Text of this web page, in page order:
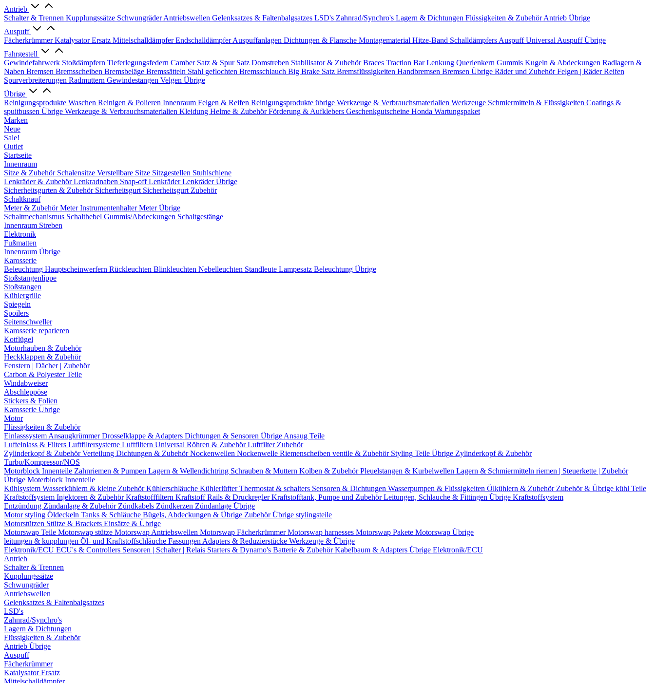
Antrieb
Schalter & Trennen Kupplungssätze SchwungräderAntriebswellen Gelenksatzes & Faltenbalgsatzes LSD's Zahnrad/Synchro's Lagern & Dichtungen Flüssigkeiten & ZubehörAntrieb Übrige
Auspuff
FächerkrümmerKatalysator Ersatz MittelschalldämpferEndschalldämpferAuspuffanlagen Dichtungen & Flansche Montagematerial Hitze-Band Schalldämpfers Auspuff Universal Auspuff Übrige
Fahrgestell
Gewindefahrwerk Stoßdämpfern Tieferlegungsfedern Camber Satz & Spur Satz Domstreben Stabilisator & ZubehörBraces Traction BarLenkung Querlenkern Gummis Kugeln & Abdeckungen Radlagern &
Naben Bremsen Bremsscheiben Bremsbeläge Bremssätteln Stahl geflochten Bremsschlauch Big Brake Satz Bremsflüssigkeiten Handbremsen Bremsen Übrige Räder und ZubehörFelgen | RäderReifen
Spurverbreiterungen Radmuttern Gewindestangen Velgen Übrige
Übrige
Reinigungsprodukte Waschen Reinigen & Polieren Innenraum Felgen & Reifen Reinigungsprodukte übrige Werkzeuge & Verbrauchsmaterialien Werkzeuge Schmiermitteln & Flüssigkeiten Coatings &
spuitbussen Übrige Werkzeuge & Verbrauchsmaterialien Kleidung Helme & ZubehörFörderung & Aufklebers Geschenkgutscheine Honda Wartungspaket
Marken
Neue
Sale!
Outlet
Startseite
Innenraum
Sitze & Zubehör Schalensitze Verstellbare Sitze Sitzgestellen Stuhlschiene
Lenkräder & ZubehörLenkradnaben Snap-offLenkräderLenkräder Übrige
Sicherheitsgurten & Zubehör Sicherheitsgurt Sicherheitsgurt Zubehör
Schaltknauf
Meter & ZubehörMeterInstrumentenhalterMeter Übrige
Schaltmechanismus Schalthebel Gummis/Abdeckungen Schaltgestänge
Innenraum Streben
Elektronik
Fußmatten
Innenraum Übrige
Karosserie
Beleuchtung Hauptscheinwerfern Rückleuchten Blinkleuchten Nebelleuchten Standleute Lampesatz Beleuchtung Übrige
Stoßstangenlippe
Stoßstangen
Kühlergrille
Spiegeln
Spoilers
Seitenschweller
Karosserie reparieren
Kotflügel
Motorhauben & Zubehör
Heckklappen & Zubehör
Fenstern | Dächer | Zubehör
Carbon & Polyester Teile
Windabweiser
Abschleppöse
Stickers & Folien
Karosserie Übrige
Motor
Flüssigkeiten & Zubehör
Einlasssystem AnsaugkrümmerDrosselklappe & Adapters Dichtungen & Sensoren Übrige Ansaug Teile
Lufteinlass & Filters Luftfiltersysteme Luftfiltern Universal Röhren & ZubehörLuftfilter Zubehör
Zylinderkopf & ZubehörVerteilung Dichtungen & ZubehörNockenwellen Nockenwelle Riemenscheiben ventile & Zubehör Styling Teile Übrige Zylinderkopf & Zubehör
Turbo/Kompressor/NOS
Motorblock Innenteile Zahnriemen & Pumpen Lagern & Wellendichtring Schrauben & Muttern Kolben & ZubehörPleuelstangen & Kurbelwellen Lagern & Schmiermitteln riemen | Steuerkette | Zubehör
Übrige Moterblock Innenteile
Kühlsystem Wasserkühlern & kleine ZubehörKühlerschläuche KühlerlüfterThermostat & schalters Sensoren & Dichtungen Wasserpumpen & Flüssigkeiten Ölkühlern & Zubehör Zubehör & Übrige kühl Teile
Kraftstoffsystem Injektoren & ZubehörKraftstofffiltern Kraftstoff Rails & DruckreglerKraftstofftank, Pumpe und ZubehörLeitungen, Schlauche & Fittingen Übrige Kraftstoffsystem
Entzündung Zündanlage & Zubehör Zündkabels Zündkerzen Zündanlage Übrige
Motor styling Öldeckeln Tanks & Schläuche Bügels, Abdeckungen & Übrige ZubehörÜbrige stylingsteile
Motorstützen Stütze & Brackets Einsätze & Übrige
Motorswap Teile Motorswap stütze Motorswap Antriebswellen Motorswap FächerkrümmerMotorswap harnesses Motorswap Pakete Motorswap Übrige
leitungen & kupplungen Öl- und Kraftstoffschläuche Fassungen Adapters & Reduzierstücke Werkzeuge & Übrige
Elektronik/ECU ECU's & Controllers Sensoren | Schalter | Relais Starters & Dynamo's Batterie & ZubehörKabelbaum & Adapters Übrige Elektronik/ECU
Antrieb
Schalter & Trennen
Kupplungssätze
Schwungräder
Antriebswellen
Gelenksatzes & Faltenbalgsatzes
LSD's
Zahnrad/Synchro's
Lagern & Dichtungen
Flüssigkeiten & Zubehör
Antrieb Übrige
Auspuff
Fächerkrümmer
Katalysator Ersatz
Mittelschalldämpfer